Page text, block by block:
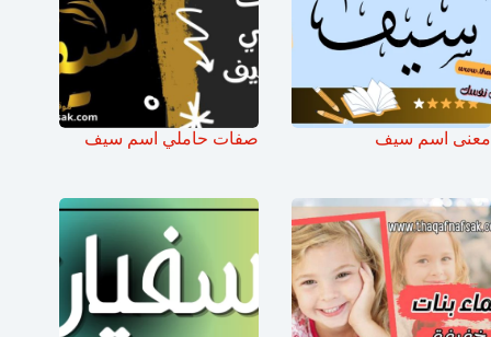
معنى اسم سيف صفات حاملي اسم سيف